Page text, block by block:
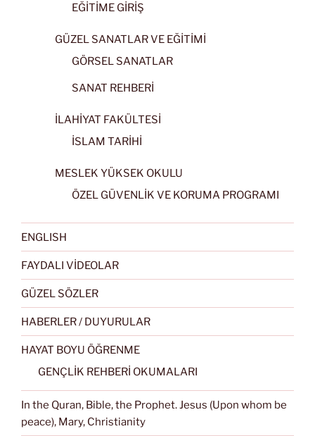
EĞİTİME GİRİŞ
GÜZEL SANATLAR VE EĞİTİMİ
GÖRSEL SANATLAR
SANAT REHBERİ
İLAHİYAT FAKÜLTESİ
İSLAM TARİHİ
MESLEK YÜKSEK OKULU
ÖZEL GÜVENLİK VE KORUMA PROGRAMI
ENGLISH
FAYDALI VİDEOLAR
GÜZEL SÖZLER
HABERLER / DUYURULAR
HAYAT BOYU ÖĞRENME
GENÇLİK REHBERİ OKUMALARI
In the Quran, Bible, the Prophet. Jesus (Upon whom be
peace), Mary, Christianity